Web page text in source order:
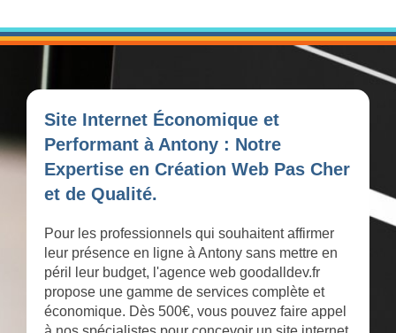
Site Internet Économique et
Performant à Antony : Notre
Expertise en Création Web Pas Cher
et de Qualité.
Pour les professionnels qui souhaitent affirmer
leur présence en ligne à Antony sans mettre en
péril leur budget, l'agence web goodalldev.fr
propose une gamme de services complète et
économique. Dès 500€, vous pouvez faire appel